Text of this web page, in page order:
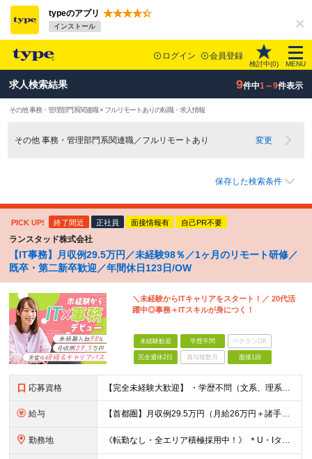
typeのアプリ
インストール
ログイン 会員登録
検討中(0) MENU
求人検索結果 9件中1～9件表示
その他 事務・管理部門系関連職 × フルリモートありの転職・求人情報
その他 事務・管理部門系関連職／フルリモートあり 変更
保存した検索条件
PICK UP! 終了間近 正社員 面接情報有 自己PR不要
ランスタッド株式会社
【IT事務】月収例29.5万円／未経験98％／1ヶ月のリモート研修／
既卒・第二新卒歓迎／年間休日123日/OW
＼未経験からITキャリアをスタート！／ 20代活
躍中◎事務＋ITスキルが身につく！
未経験歓迎 学歴不問 ベテランOK
完全週休2日 賞与複数月 面接1回
応募資格 【完全未経験大歓迎】 ・学歴不問（文系、理系不問） ・社会人デビュー、第二新卒、既卒者大歓迎 ・20代／30代、男女問わず活躍中 ・服装、髪色自由 ・スキルや知識ゼロでOK ・志望理由も問いませ
給与 【首都圏】月収例29.5万円（月給26万円＋諸手当） 【東海・関西】月収例28.5万円（月給25万円＋諸手当） 【九州】月収例26万円（月給23万円＋諸手当） ※経験・スキル・前職給与を踏まえ、総合
勤務地 《転勤なし・全エリア積極採用中！》 ＊U・Iターンも歓迎 ＊研修はオンライン実施 ★勤務エリアは下記よりお選びいただけます★ 【首都圏】東京・神奈川・千葉・埼玉 【東海】愛知 【関西】大阪、京都、兵庫